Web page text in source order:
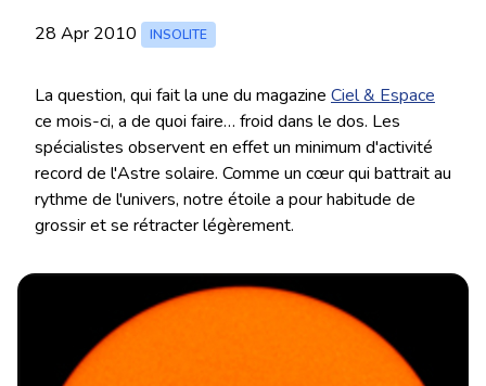
28 Apr 2010 INSOLITE
La question, qui fait la une du magazine Ciel & Espace
ce mois-ci, a de quoi faire… froid dans le dos. Les
spécialistes observent en effet un minimum d'activité
record de l'Astre solaire. Comme un cœur qui battrait au
rythme de l'univers, notre étoile a pour habitude de
grossir et se rétracter légèrement.